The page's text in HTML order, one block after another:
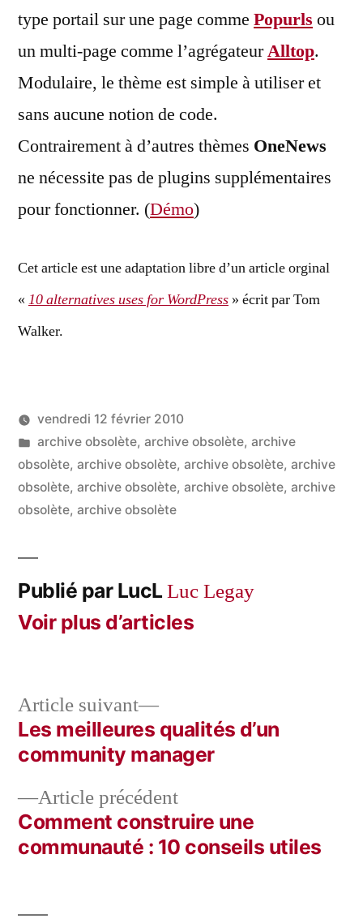
type portail sur une page comme Popurls ou
un multi-page comme l’agrégateurAlltop.
Modulaire, le thème est simple à utiliser et
sans aucune notion de code.
Contrairement à d’autres thèmes OneNews
ne nécessite pas de plugins supplémentaires
pour fonctionner. (Démo)
Cet article est une adaptation libre d’un article orginal
« 10 alternatives uses for WordPress » écrit par Tom
Walker.
Publié
par
LucL
vendredi 12 février 2010
Publié
dans
archive obsolète, archive obsolète, archive
obsolète, archive obsolète, archive obsolète, archive
obsolète, archive obsolète, archive obsolète, archive
obsolète, archive obsolète
Publié par LucLLuc Legay
Voir plus d’articles
Navigation
l’article
Article précédentArticle
précédent :
Comment construire une
communauté : 10 conseils utiles
Article suivant
Article
suivant :
Les meilleures qualités d’un
community manager